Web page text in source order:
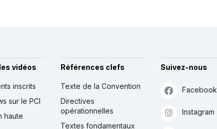
vidéos
inscrits
sur le PCI
haute
Références clefs
Texte de la Convention
Directives
opérationnelles
Textes fondamentaux
Suivez-nous
Facebook
Instagram